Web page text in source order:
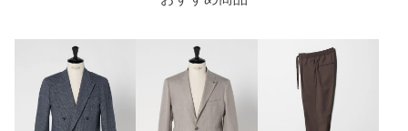
本体；毛97％ ポリウレタン3％ 内ポケット；合成
洗濯表示 ドライクリーニング 洗濯表示について